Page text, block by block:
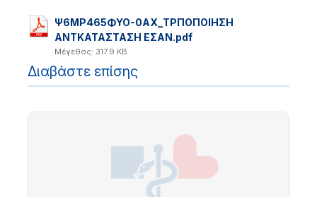
Ψ6ΜΡ465ΦΥΟ-0ΑΧ_TΡΠΟΠΟΙΗΣΗ
ΑΝΤΚΑΤΑΣΤΑΣΗ ΕΣΑΝ.pdf
Μέγεθος: 317.9 KB
Διαβάστε επίσης